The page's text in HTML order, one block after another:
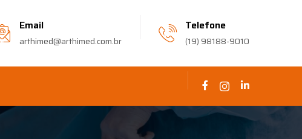
Email
arthimed@arthimed.com.br
Telefone
(19) 98188-9010